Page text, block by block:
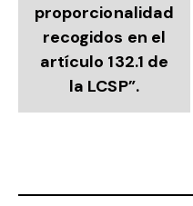
proporcionalidad
recogidos en el
artículo 132.1 de
la LCSP”.